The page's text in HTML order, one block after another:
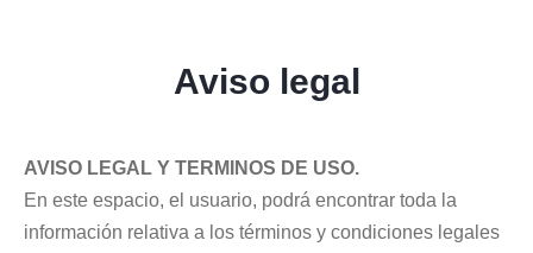
Aviso legal
AVISO LEGAL Y TERMINOS DE USO.
En este espacio, el usuario, podrá encontrar toda la
información relativa a los términos y condiciones legales